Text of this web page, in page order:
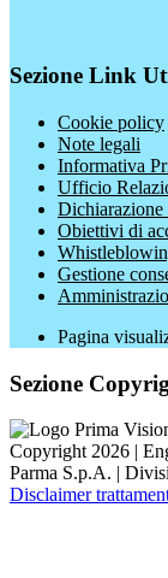
Sezione Link
Cookie policy
Note legali
Informativa
Ufficio
Dichiarazione
Obiettivi di
Gestione
Pagina
Sezione
Copyright 2026 |
Parma S.p.A. |
Disclaimer